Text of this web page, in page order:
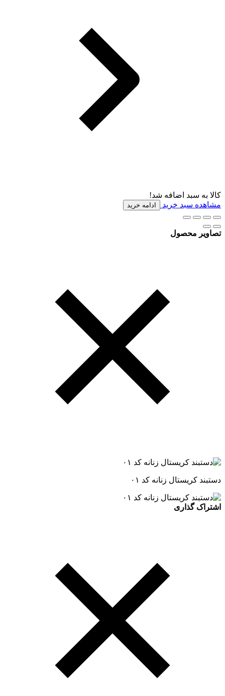
کالا به سبد اضافه شد!
مشاهده سبد خرید
ادامه خرید
تصاویر محصول
دستبند کریستال زنانه کد ۰۱
اشتراک گذاری